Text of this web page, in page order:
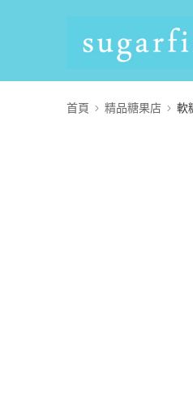
首頁 精品糖果店 軟